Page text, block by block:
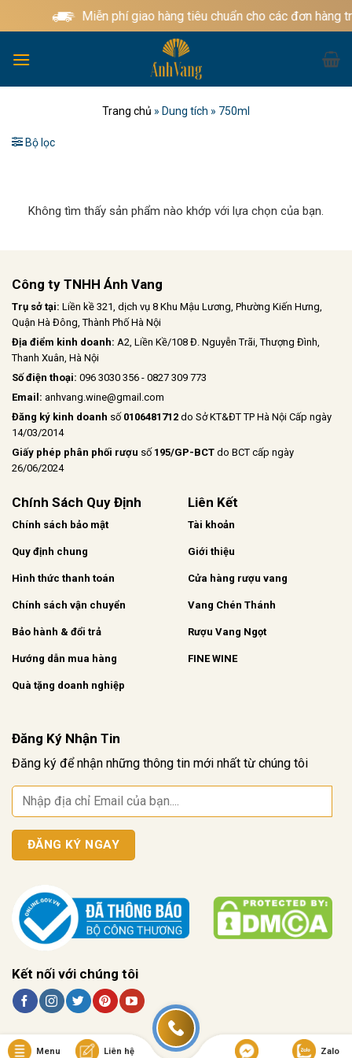
qua
dung
Miễn phí giao hàng tiêu chuẩn cho các đơn hàng
Trang chủ » Dung tích » 750ml
Bộ lọc
Không tìm thấy sản phẩm nào khớp với lựa chọn của bạn.
Công ty TNHH Ánh Vang
Trụ sở tại: Liền kề 321, dịch vụ 8 Khu Mậu Lương, Phường Kiến Hưng,
Quận Hà Đông, Thành Phố Hà Nội
Địa điểm kinh doanh: A2, Liền Kề/108 Đ. Nguyễn Trãi, Thượng Đình,
Thanh Xuân, Hà Nội
Số điện thoại: 096 3030 356 - 0827 309 773
Email: anhvang.wine@gmail.com
Đăng ký kinh doanh số 0106481712 do Sở KT&ĐT TP Hà Nội Cấp ngày
14/03/2014
Giấy phép phân phối rượu số 195/GP-BCT do BCT cấp ngày
26/06/2024
Chính Sách Quy Định
Chính sách bảo mật
Quy định chung
Hình thức thanh toán
Chính sách vận chuyển
Bảo hành & đổi trả
Hướng dẫn mua hàng
Quà tặng doanh nghiệp
Liên Kết
Tài khoản
Giới thiệu
Cửa hàng rượu vang
Vang Chén Thánh
Rượu Vang Ngọt
FINE WINE
Đăng Ký Nhận Tin
Đăng ký để nhận những thông tin mới nhất từ chúng tôi
Kết nối với chúng tôi
Menu Liên hệ Zalo